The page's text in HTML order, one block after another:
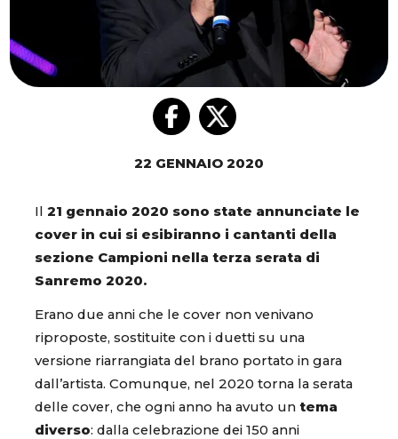
22 GENNAIO 2020
Il 21 gennaio 2020 sono state annunciate le
cover in cui si esibiranno i cantanti della
sezione Campioni nella terza serata di
Sanremo 2020.
Erano due anni che le cover non venivano
riproposte, sostituite con i duetti su una
versione riarrangiata del brano portato in gara
dall’artista. Comunque, nel 2020 torna la serata
delle cover, che ogni anno ha avuto un tema
diverso: dalla celebrazione dei 150 anni